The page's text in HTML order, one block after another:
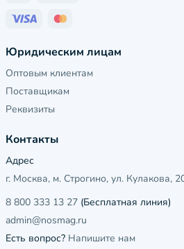
Юридическим лицам
Оптовым клиентам
Поставщикам
Реквизиты
Контакты
Адрес
г. Москва, м. Строгино, ул. Кулакова,
8 800 333 13 27 (Бесплатная линия)
admin@nosmag.ru
Есть вопрос? Напишите нам